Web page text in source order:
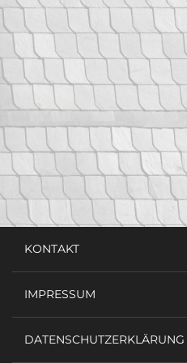
KONTAKT
IMPRESSUM
DATENSCHUTZERKLÄRUNG